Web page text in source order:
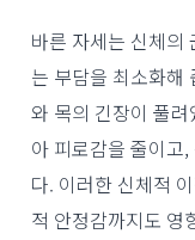
바른 자세는 신체의
는 부담을 최소화해
와 목의 긴장이 풀
아 피로감을 줄이고
다. 이러한 신체적
적 안정감까지도 영